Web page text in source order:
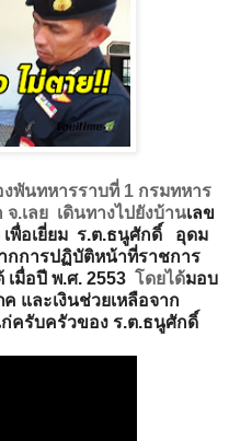
นทหารราบที่ 1 กรมทหาร
.เลย เดินทางไปยังบ้านเลข
เพื่อเยี่ยม ร.ต.ธนูศักดิ์
อุดม
กการปฏิบัติหน้าที่ราชการ
มื่อปี พ.ศ. 2553 โดยได้มอบ
และเงินช่วยเหลือจาก
ครับครัวของ ร.ต.ธนูศักดิ์